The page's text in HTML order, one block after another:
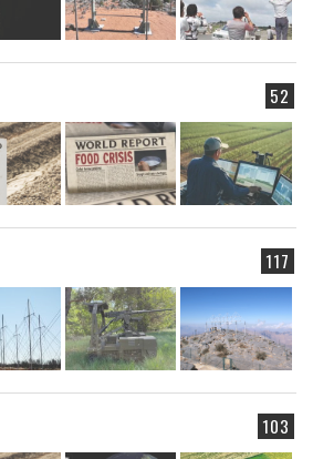
52
117
103